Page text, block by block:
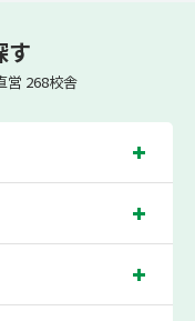
塾です。小学生は3科目（算
]、中学生は5科目（数学・英
・国語[古典・現代文]・理
）を提供しています。
テスト）で、必ず1回以上
。もし以上の基準を超えて学
全額免除し、1学期間無料で
りの満点数が100点でない地
当の内容を保証させていただ
す
営 268校舎